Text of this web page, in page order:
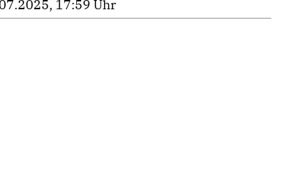
17:59 Uhr